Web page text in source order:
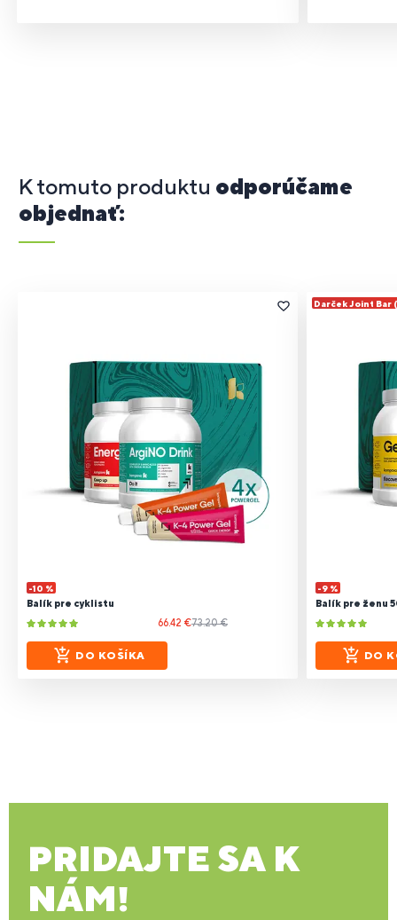
K tomuto produktu odporúčame
objednať:
-10 %
Balík pre cyklistu
73.20 €
66.42 €
DO KOŠÍKA
Darček Joint Bar
-9 %
Balík pre ženu
DO
PRIDAJTE SA K
NÁM!